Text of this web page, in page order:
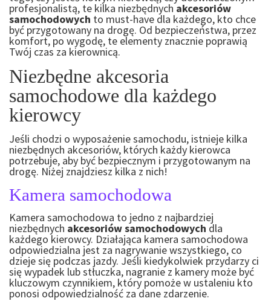
profesjonalistą, te kilka niezbędnychakcesoriów
samochodowych to must-have dla każdego, kto chce
być przygotowany na drogę. Od bezpieczeństwa, przez
komfort, po wygodę, te elementy znacznie poprawią
Twój czas za kierownicą.
Niezbędne akcesoria
samochodowe dla każdego
kierowcy
Jeśli chodzi o wyposażenie samochodu, istnieje kilka
niezbędnych akcesoriów, których każdy kierowca
potrzebuje, aby być bezpiecznym i przygotowanym na
drogę. Niżej znajdziesz kilka z nich!
Kamera samochodowa
Kamera samochodowa to jedno z najbardziej
niezbędnych akcesoriów samochodowych dla
każdego kierowcy. Działająca kamera samochodowa
odpowiedzialna jest za nagrywanie wszystkiego, co
dzieje się podczas jazdy. Jeśli kiedykolwiek przydarzy ci
się wypadek lub stłuczka, nagranie z kamery może być
kluczowym czynnikiem, który pomoże w ustaleniu kto
ponosi odpowiedzialność za dane zdarzenie.